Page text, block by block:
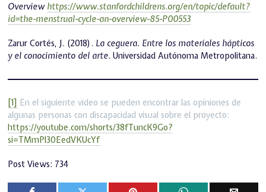
Overview https://www.stanfordchildrens.org/en/topic/default?
id=the-menstrual-cycle-an-overview-85-P00553
Zarur Cortés, J. (2018). La ceguera. Entre los materiales hápticos
y el conocimiento del arte. Universidad Autónoma Metropolitana.
[1] En el siguiente video se pueden encontrar las opiniones de
algunas personas con discapacidad visual sobre el proyecto:
https://youtube.com/shorts/38fTuncK9Go?
si=TMmPl30EedVKUcYf
Post Views: 734